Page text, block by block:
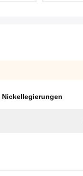
Nickellegierungen